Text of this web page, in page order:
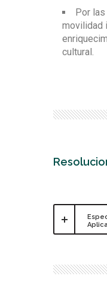
Por
movilidad
cultural.